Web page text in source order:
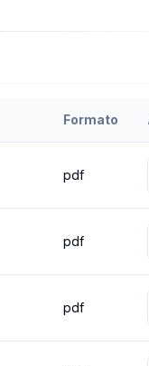
Formato
pdf
pdf
pdf